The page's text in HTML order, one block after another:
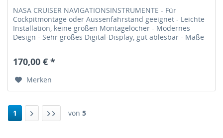
NASA CRUISER NAVIGATIONSINSTRUMENTE - Für
Cockpitmontage oder Aussenfahrstand geeignet - Leichte
Installation, keine großen Montagelöcher - Modernes
Design - Sehr großes Digital-Display, gut ablesbar - Maße
170,00 € *
Merken
1 von 5